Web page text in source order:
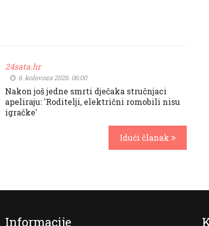
24sata.hr
6. kolovoza 2026. 06:00
Nakon još jedne smrti dječaka stručnjaci
apeliraju: 'Roditelji, električni romobili nisu
igračke'
Idući članak
Informacije